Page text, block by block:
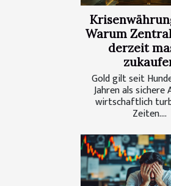
Warum
derzeit
Gold gilt seit
Jahren als sichere
wirtschaftlich
Zeiten....